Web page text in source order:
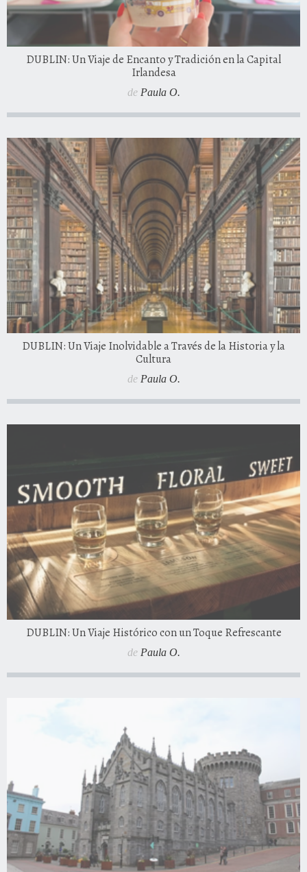
DUBLIN: Un Viaje de Encanto y Tradición en la Capital
Irlandesa
de Paula O.
DUBLIN: Un Viaje Inolvidable a Través de la Historia y la
Cultura
de Paula O.
DUBLIN: Un Viaje Histórico con un Toque Refrescante
de Paula O.